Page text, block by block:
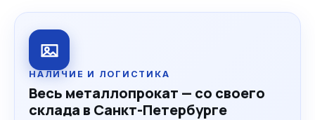
НАЛИЧИЕ И ЛОГИСТИКА
Весь металлопрокат — со своего
склада в Санкт-Петербурге